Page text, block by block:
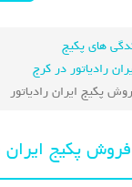
های پکیج
رادیاتور در کرج
پکیج ایران رادیاتور
پکیج ایران